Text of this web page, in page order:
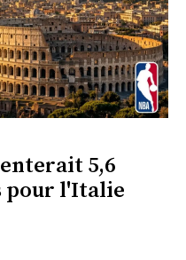
5,6
pour l'Italie